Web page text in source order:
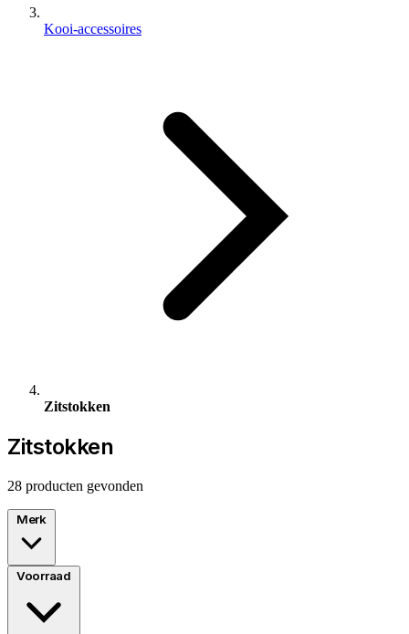
Kooi-accessoires
Zitstokken
Zitstokken
28 producten gevonden
Merk
Voorraad